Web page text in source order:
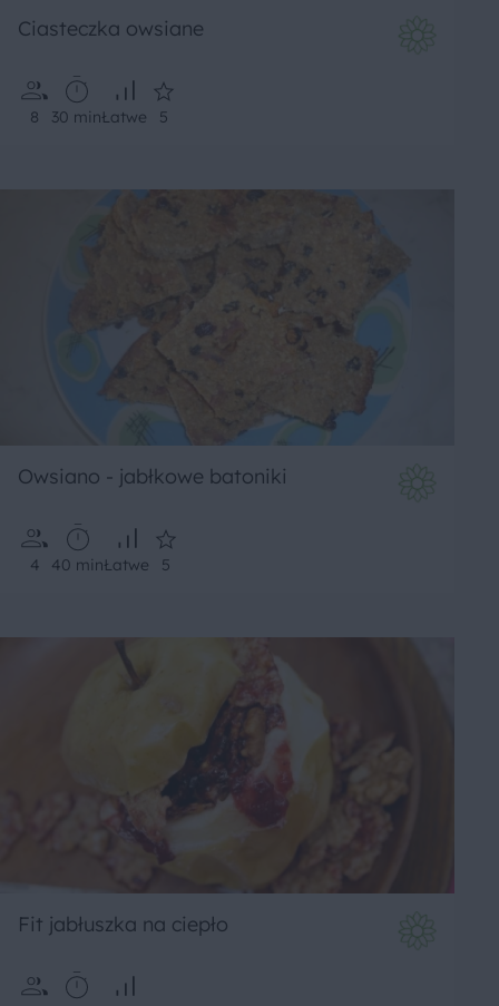
Ciasteczka owsiane
8 30 minŁatwe 5
Owsiano - jabłkowe batoniki
4 40 minŁatwe 5
Fit jabłuszka na ciepło